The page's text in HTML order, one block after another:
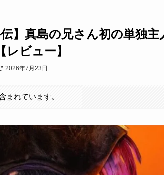
伝】真島の兄さん初の単独
ビュー】
2026年7月23日
まれています。